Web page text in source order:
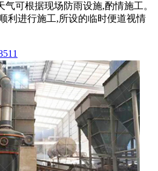
气可根据现场防雨设施,酌情施工。
利进行施工,所设的临时便道视情